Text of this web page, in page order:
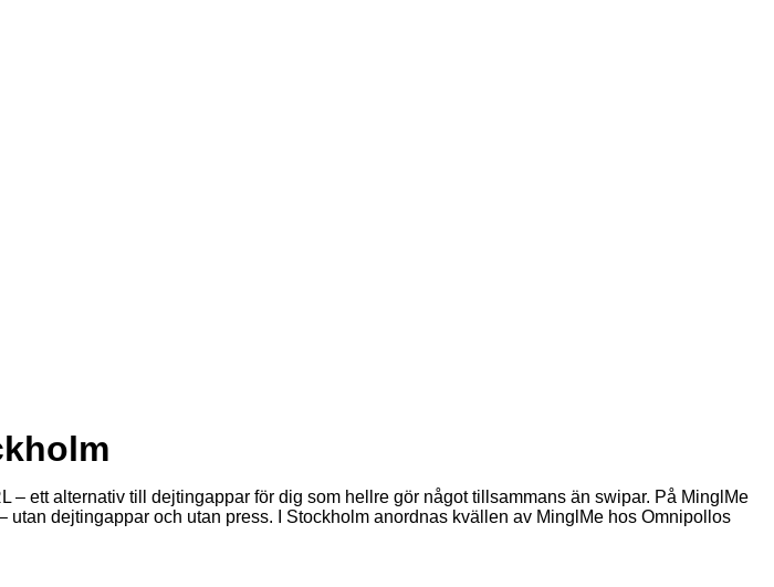
– ett alternativ till dejtingappar för dig som hellre gör något tillsammans än swipar. På MinglMe
dejtingappar och utan press. I Stockholm anordnas kvällen av MinglMe hos Omnipollos